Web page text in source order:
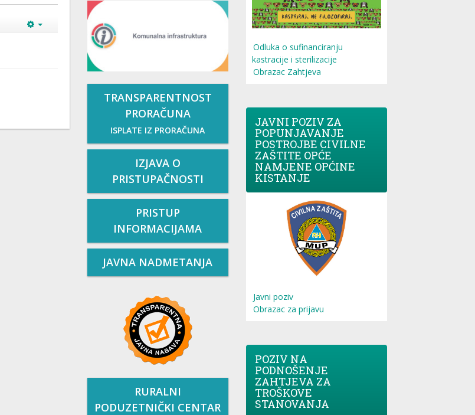
TRANSPARENTNOST
PRORAČUNA
ISPLATE IZ PRORAČUNA
IZJAVA O
PRISTUPAČNOSTI
PRISTUP
INFORMACIJAMA
JAVNA NADMETANJA
RURALNI
PODUZETNIČKI CENTAR
Odluka o sufinanciranju
kastracije i sterilizacije
Obrazac Zahtjeva
JAVNI POZIV ZA
POPUNJAVANJE
POSTROJBE CIVILNE
ZAŠTITE OPĆE
NAMJENE OPĆINE
KISTANJE
Javni poziv
Obrazac za prijavu
POZIV NA
PODNOŠENJE
ZAHTJEVA ZA
TROŠKOVE
STANOVANJA